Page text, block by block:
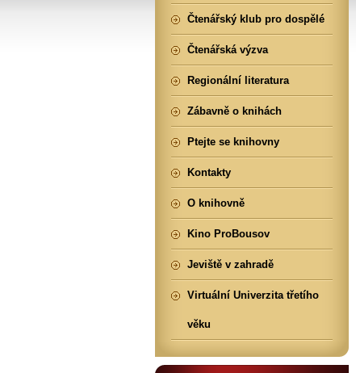
Čtenářský klub pro dospělé
Čtenářská výzva
Regionální literatura
Zábavně o knihách
Ptejte se knihovny
Kontakty
O knihovně
Kino ProBousov
Jeviště v zahradě
Virtuální Univerzita třetího
věku